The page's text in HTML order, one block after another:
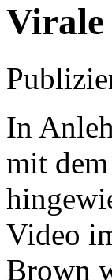
Virale
In
mit
Video
Brown